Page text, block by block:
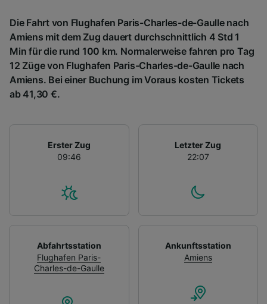
Die Fahrt von Flughafen Paris-Charles-de-Gaulle nach
Amiens mit dem Zug dauert durchschnittlich 4 Std 1
Min für die rund 100 km. Normalerweise fahren pro Tag
12 Züge von Flughafen Paris-Charles-de-Gaulle nach
Amiens. Bei einer Buchung im Voraus kosten Tickets
ab 41,30 €.
Erster Zug
09:46
Letzter Zug
22:07
Abfahrtsstation
Flughafen Paris-
Charles-de-Gaulle
Ankunftsstation
Amiens